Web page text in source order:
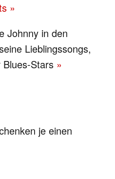
»
Johnny in den
Lieblingssongs,
Stars »
je einen